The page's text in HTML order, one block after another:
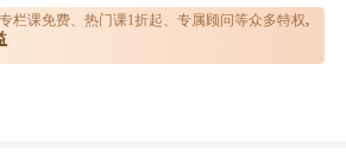
栏课免费、热门课1折起、专属顾问等众多特权,